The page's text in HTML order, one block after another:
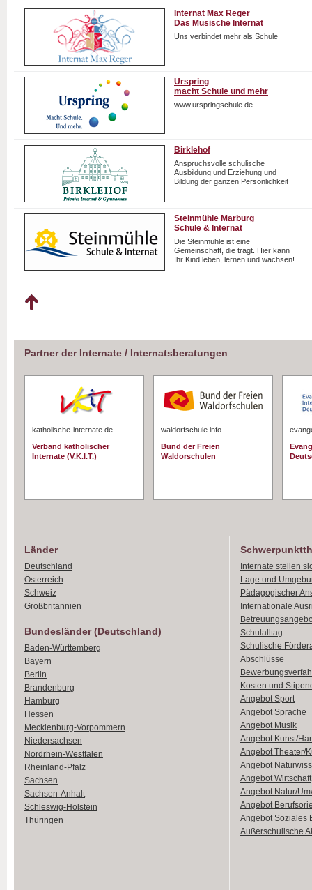
Internat Max Reger
Das Musische Internat
Uns verbindet mehr als Schule
Urspring
macht Schule und mehr
www.urspringschule.de
Birklehof
Anspruchsvolle schulische
Ausbildung und Erziehung und
Bildung der ganzen Persönlichkeit
Steinmühle Marburg
Schule & Internat
Die Steinmühle ist eine
Gemeinschaft, die trägt. Hier kann
Ihr Kind leben, lernen und wachsen!
Partner der Internate / Internatsberatungen
katholische-internate.de
Verband katholischer
Internate (V.K.I.T.)
waldorfschule.info
Bund der Freien
Waldorschulen
Länder
Deutschland
Österreich
Schweiz
Großbritannien
Bundesländer (Deutschland)
Baden-Württemberg
Bayern
Berlin
Brandenburg
Hamburg
Hessen
Mecklenburg-Vorpommern
Niedersachsen
Nordrhein-Westfalen
Rheinland-Pfalz
Sachsen
Sachsen-Anhalt
Schleswig-Holstein
Thüringen
Internate stellen
Lage und
Pädagogischer
Internationale
Schulalltag
Schulische
Abschlüsse
Kosten und
Angebot Sport
Angebot Sprache
Angebot Musik
Angebot Kunst/
Angebot Theater/
Angebot
Angebot Wirtschaft
Angebot Natur/
Angebot
Angebot Soziales
Außerschulische